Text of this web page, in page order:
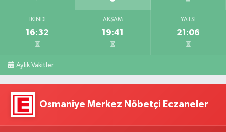
İKINDI
16:32
AKŞAM
19:41
YATSI
21:06
Aylık Vakitler
Osmaniye Merkez Nöbetçi Eczaneler